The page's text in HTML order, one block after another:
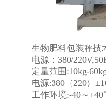
生物肥料包装秤技
电源：380/
定量范围:10kg-60kg
电源:380（220）
工作环境:-40～